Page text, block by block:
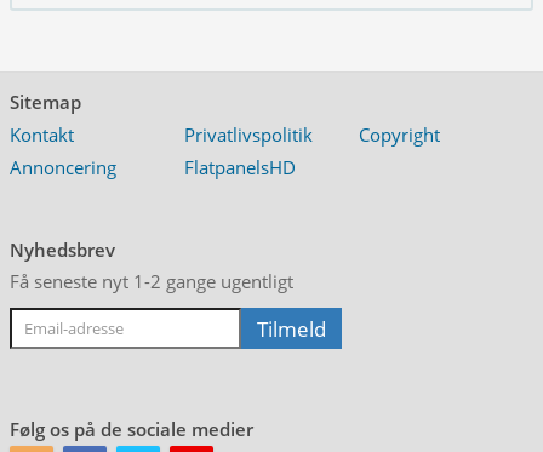
Sitemap
Kontakt
Privatlivspolitik
Copyright
Annoncering
FlatpanelsHD
Nyhedsbrev
Få seneste nyt 1-2 gange ugentligt
Følg os på de sociale medier